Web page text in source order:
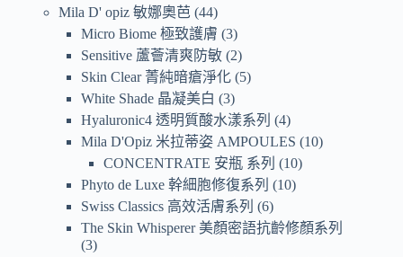
Mila D' opiz 敏娜奧芭 44
Micro Biome 極致護膚 3
Sensitive 蘆薈清爽防敏 2
Skin Clear 菁純暗瘡淨化 5
White Shade 晶凝美白
3
Hyaluronic4 透明質酸水漾系列
4
Mila D'Opiz 米拉蒂姿 AMPOULES
10
CONCENTRATE 安瓶 系列
10
Phyto de Luxe 幹細胞修復系列
10
Swiss Classics 高效活膚系列
6
The Skin Whisperer 美顏密語抗齡修顏系列
3